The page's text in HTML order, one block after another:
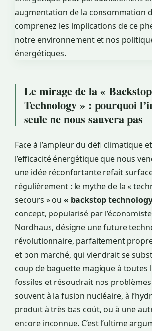
Le mirage de la « Backstop
Technology » : pourquoi
seule ne nous sauvera pas
Face à l’ampleur du défi climatique
l’efficacité énergétique que nous
une idée réconfortante refait
régulièrement : le mythe de la «
secours » ou « backstop
concept, popularisé par
Nordhaus, désigne une future
révolutionnaire, parfaitement
et bon marché, qui viendrait se
coup de baguette magique à toutes
fossiles et résoudrait nos
souvent à la fusion nucléaire, à
produit à très bas coût, ou à une
encore inconnue. C’est l’ultime